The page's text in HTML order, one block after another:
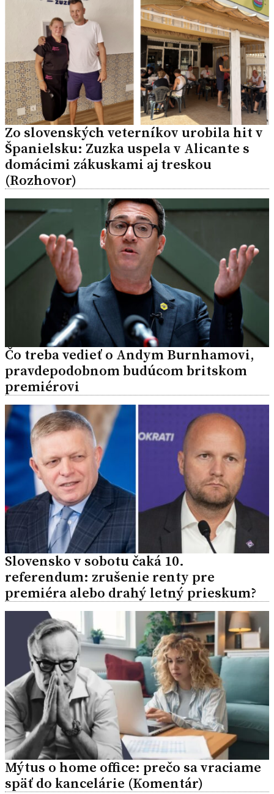
Zo slovenských veterníkov urobila hit v
Španielsku: Zuzka uspela v Alicante s
domácimi zákuskami aj treskou
(Rozhovor)
Čo treba vedieť o Andym Burnhamovi,
pravdepodobnom budúcom britskom
premiérovi
Slovensko v sobotu čaká 10.
referendum: zrušenie renty pre
premiéra alebo drahý letný prieskum?
Mýtus o home office: prečo sa vraciame
späť do kancelárie (Komentár)